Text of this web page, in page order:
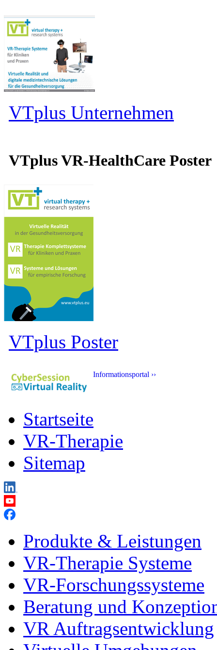
VTplus Unternehmen
VTplus VR-HealthCare Poster
VTplus Poster
Informationsportal ››
Startseite
VR-Therapie
Sitemap
Produkte & Leistungen
VR-Therapie Systeme
VR-Forschungssysteme
Beratung und
VR Auftragsentwicklung